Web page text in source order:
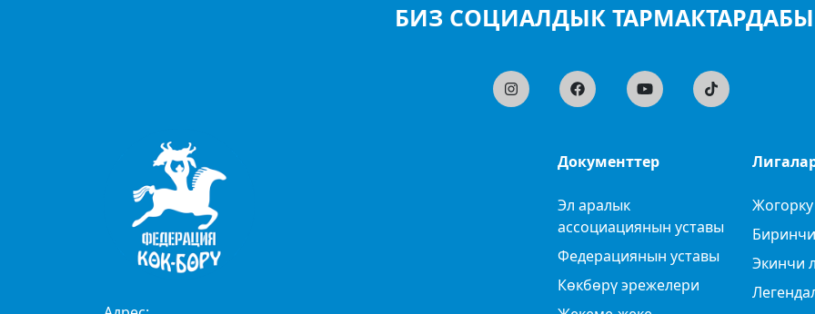
БИЗ СОЦИАЛДЫК
Документтер
Эл аралык
ассоциациянын уставы
Федерациянын уставы
Көкбөрү эрежелери
Жогорку
Экинчи